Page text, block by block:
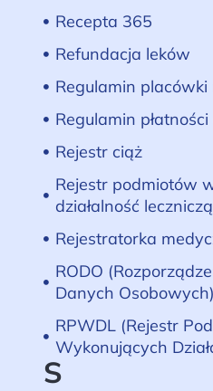
Recepta 365
Refundacja leków
Regulamin placówki
Regulamin
Rejestr ciąż
Rejestr podmiotów
działalność leczniczą
Rejestratorka
RODO
Danych Osobowych)
RPWDL (Rejestr
Wykonujących
S